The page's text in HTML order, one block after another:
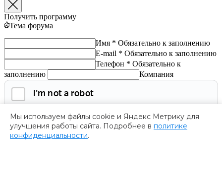
Мы используем файлы cookie и Яндекс Метрику для
улучшения работы сайта. Подробнее в политике
конфиденциальности.
Получить программу
Тема форума
Имя * Обязательно к заполнению
E-mail * Обязательно к заполнению
Телефон * Обязательно к
заполнению
Компания